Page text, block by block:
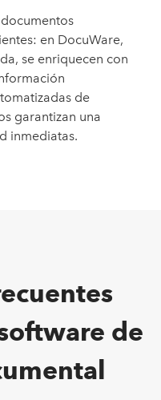
en DocuWare,
se enriquecen con
de
garantizan una
inmediatas.
de